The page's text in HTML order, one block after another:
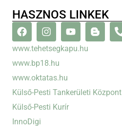
HASZNOS LINKEK
www.tehetsegkapu.hu
www.bp18.hu
www.oktatas.hu
Külső-Pesti Tankerületi Központ
Külső-Pesti Kurír
InnoDigi